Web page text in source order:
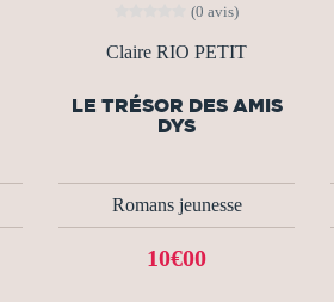
(0 avis)
Claire RIO PETIT
LE TRÉSOR DES AMIS
DYS
Romans jeunesse
10€00